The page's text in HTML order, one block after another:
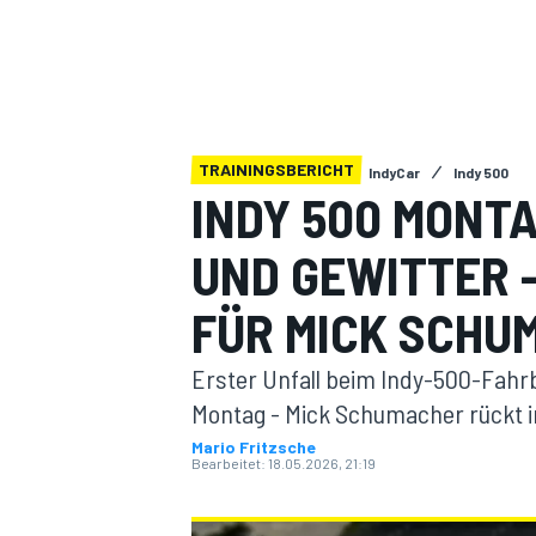
MOTOGP
TRAININGSBERICHT IndyCar Indy 500
INDY 500
UND GEWITTER
FÜR MICK
Erster Unfall beim Indy-500-
Montag - Mick Schumacher
Mario Fritzsche
Bearbeitet: 18.05.2026, 21:19